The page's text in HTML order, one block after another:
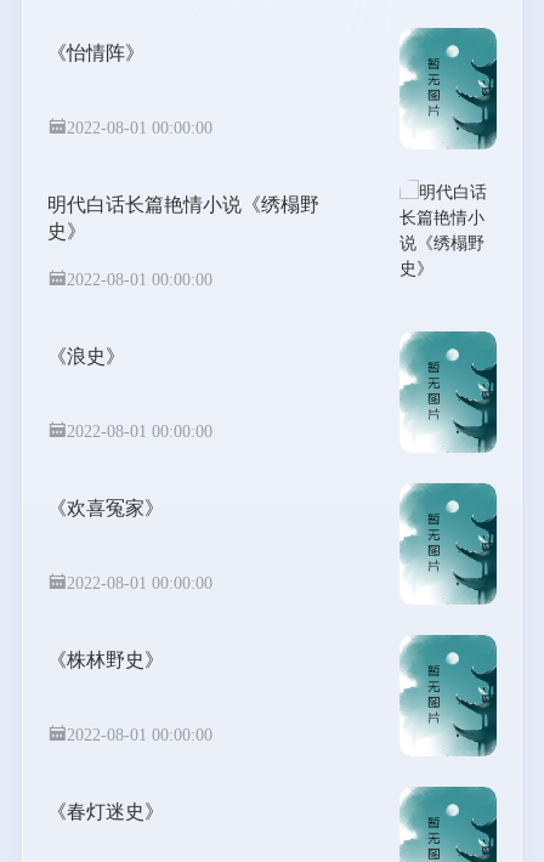
《怡情阵》
2022-08-01 00:00:00
明代白话长篇艳情小说《绣榻野
史》
2022-08-01 00:00:00
《浪史》
2022-08-01 00:00:00
《欢喜冤家》
2022-08-01 00:00:00
《株林野史》
2022-08-01 00:00:00
《春灯迷史》